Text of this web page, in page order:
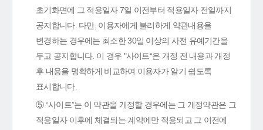
초기화면에 그 적용일자 7일 이전부터 적용일자 전일까지
공지합니다. 다만, 이용자에게 불리하게 약관내용을
변경하는 경우에는 최소한 30일 이상의 사전 유예기간을
두고 공지합니다. 이 경우 "사이트“은 개정 전 내용과 개정
후 내용을 명확하게 비교하여 이용자가 알기 쉽도록
표시합니다.
⑤ “사이트”는 이 약관을 개정할 경우에는 그 개정약관은 그
적용일자 이후에 체결되는 계약에만 적용되고 그 이전에